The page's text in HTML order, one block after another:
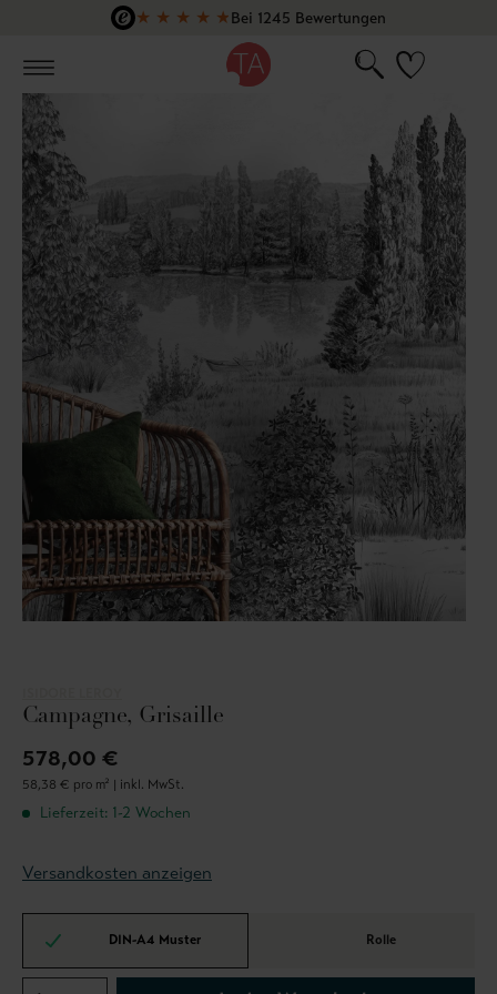
Zum Hauptinhalt springen
★ ★ ★ ★ ★Bei 1245 Bewertungen
Campagne, Grisaille
578,00 €
58,38 € pro m² | inkl. MwSt.
Lieferzeit: 1-2 Wochen
Versandkosten anzeigen
DIN-A4 Muster Rolle